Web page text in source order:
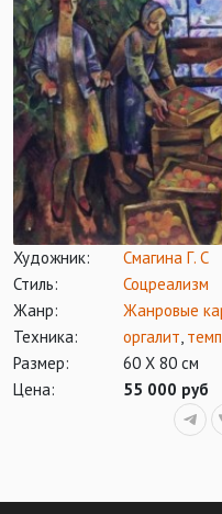
Художник:
Смагина Г. С
Стиль:
Соцреализм
Жанр:
Жанровые
Техника:
оргалит,
Размер:
60 Х 80 см
Цена:
55 000 руб